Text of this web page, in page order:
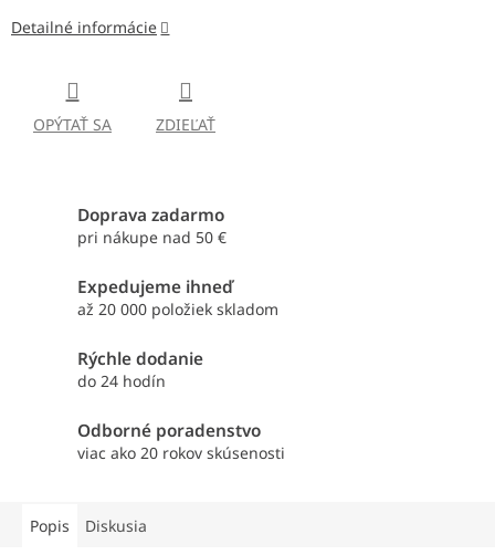
Detailné informácie
OPÝTAŤ SA ZDIEĽAŤ
Doprava zadarmo
pri nákupe nad 50 €
Expedujeme ihneď
až 20 000 položiek skladom
Rýchle dodanie
do 24 hodín
Odborné poradenstvo
viac ako 20 rokov skúsenosti
Popis Diskusia